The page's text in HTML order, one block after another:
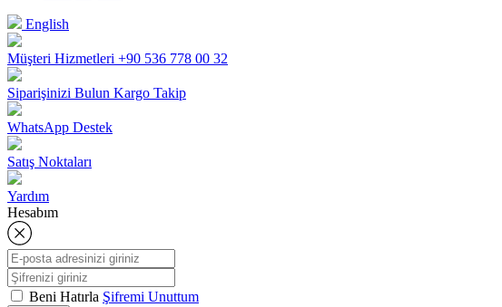
English
Müşteri Hizmetleri +90 536 778 00 32
Siparişinizi Bulun Kargo Takip
WhatsApp Destek
Satış Noktaları
Yardım
Hesabım
Beni Hatırla Şifremi Unuttum